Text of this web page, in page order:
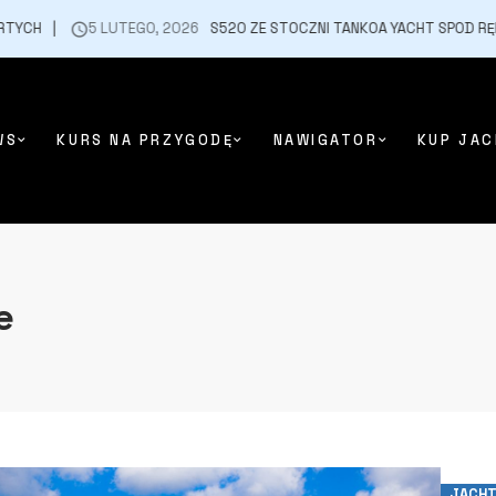
5 LUTEGO, 2026 S520 ZE STOCZNI TANKOA YACHT SPOD RĘKI
KURS NA PRZYGODĘ NAWIGATOR KUP